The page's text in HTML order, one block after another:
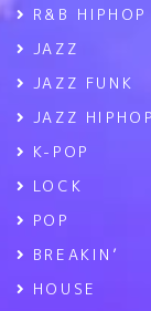
R&B HIPHOP
JAZZ
JAZZ FUNK
JAZZ HIPHOP
K-POP
LOCK
POP
BREAKIN’
HOUSE